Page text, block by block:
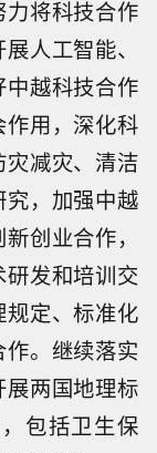
将科技合作
人工智能、
越科技合作
用，深化科
减灾、清洁
，加强中越
创业合作，
发和培训交
定、标准化
。继续落实
两国地理标
包括卫生保